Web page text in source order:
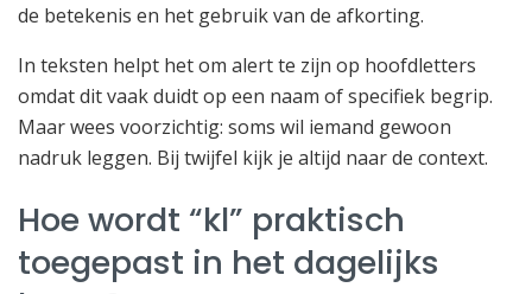
de betekenis en het gebruik van de afkorting.
In teksten helpt het om alert te zijn op hoofdletters
omdat dit vaak duidt op een naam of specifiek begrip.
Maar wees voorzichtig: soms wil iemand gewoon
nadruk leggen. Bij twijfel kijk je altijd naar de context.
Hoe wordt “kl” praktisch
toegepast in het dagelijks